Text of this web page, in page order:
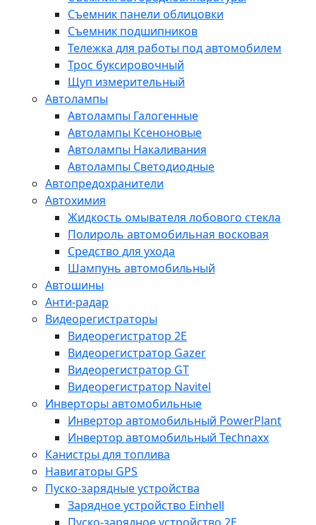
Съемник панели облицовки
Съемник подшипников
Тележка для работы под автомобилем
Трос буксировочный
Щуп измерительный
Автолампы
Автолампы Галогенные
Автолампы Ксеноновые
Автолампы Накаливания
Автолампы Светодиодные
Автопредохранители
Автохимия
Жидкость омывателя лобового стекла
Полироль автомобильная восковая
Средство для ухода
Шампунь автомобильный
Автошины
Анти-радар
Видеорегистраторы
Видеорегистратор 2E
Видеорегистратор Gazer
Видеорегистратор GT
Видеорегистратор Navitel
Инверторы автомобильные
Инвертор автомобильный PowerPlant
Инвертор автомобильный Technaxx
Канистры для топлива
Навигаторы GPS
Пуско-зарядные устройства
Зарядное устройство Einhell